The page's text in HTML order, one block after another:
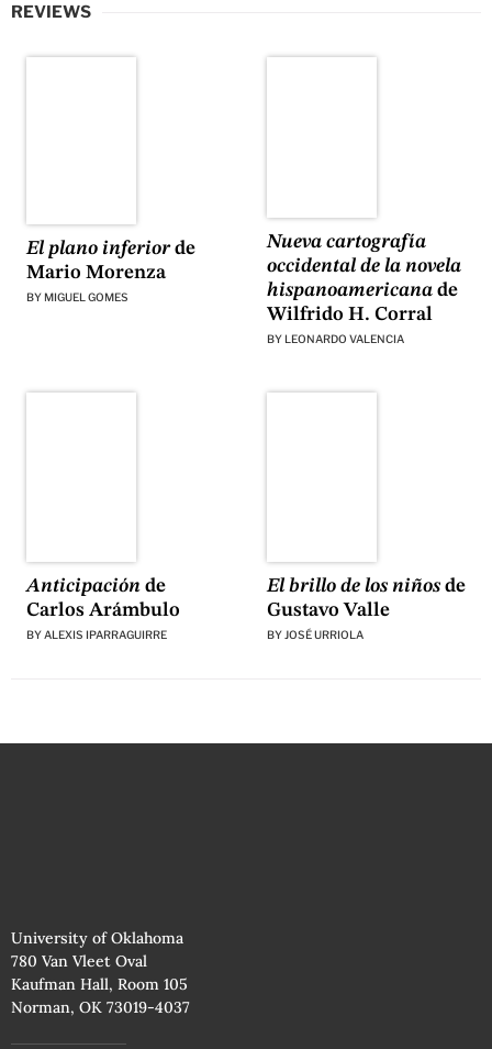
REVIEWS
El plano inferiorde
Mario Morenza
BY MIGUEL GOMES
Nueva cartografía
occidental de la novela
hispanoamericanade
Wilfrido H. Corral
BY LEONARDO VALENCIA
Anticipaciónde
Carlos Arámbulo
BYALEXIS IPARRAGUIRRE
El brillo de los niñosde
Gustavo Valle
BY JOSÉ URRIOLA
University of Oklahoma
780 Van Vleet Oval
Kaufman Hall, Room 105
Norman, OK 73019-4037